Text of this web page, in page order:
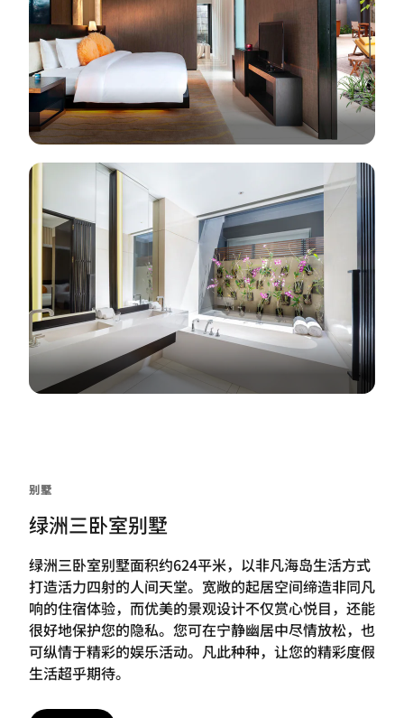
别墅
绿洲三卧室别墅
绿洲三卧室别墅面积约624平米，以非凡海岛生活方式
打造活力四射的人间天堂。宽敞的起居空间缔造非同凡
响的住宿体验，而优美的景观设计不仅赏心悦目，还能
很好地保护您的隐私。您可在宁静幽居中尽情放松，也
可纵情于精彩的娱乐活动。凡此种种，让您的精彩度假
生活超乎期待。